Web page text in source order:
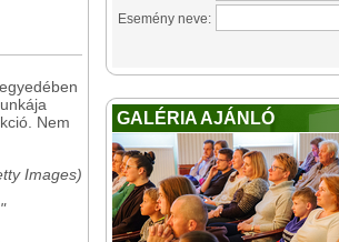
Nem
Images)
Esemény neve:
GALÉRIA AJÁNLÓ